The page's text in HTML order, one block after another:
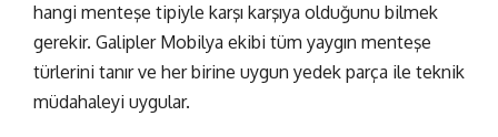
hangi menteşe tipiyle karşı karşıya olduğunu bilmek
gerekir. Galipler Mobilya ekibi tüm yaygın menteşe
türlerini tanır ve her birine uygun yedek parça ile teknik
müdahaleyi uygular.